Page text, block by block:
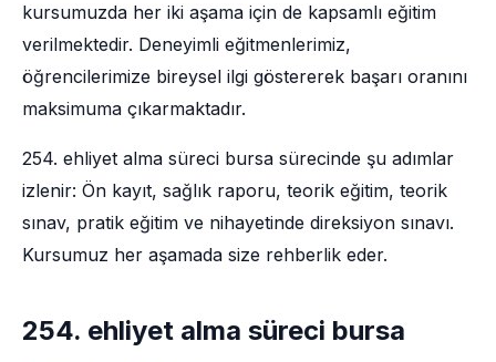
kursumuzda her iki aşama için de kapsamlı eğitim
verilmektedir. Deneyimli eğitmenlerimiz,
öğrencilerimize bireysel ilgi göstererek başarı oranını
maksimuma çıkarmaktadır.
254. ehliyet alma süreci bursa sürecinde şu adımlar
izlenir: Ön kayıt, sağlık raporu, teorik eğitim, teorik
sınav, pratik eğitim ve nihayetinde direksiyon sınavı.
Kursumuz her aşamada size rehberlik eder.
254. ehliyet alma süreci bursa